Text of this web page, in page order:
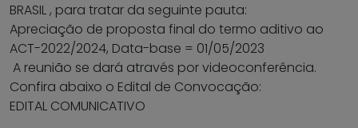
BRASIL , para tratar da seguinte pauta:
Apreciação de proposta final do termo aditivo ao
ACT-2022/2024, Data-base = 01/05/2023
A reunião se dará através por videoconferência.
Confira abaixo o Edital de Convocação:
EDITAL COMUNICATIVO